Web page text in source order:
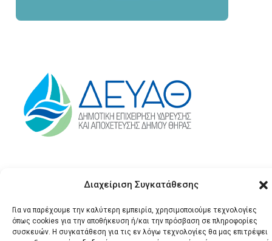
Διαχείριση Συγκατάθεσης
Για να παρέχουμε την καλύτερη εμπειρία, χρησιμοποιούμε τεχνολογίες
όπως cookies για την αποθήκευση ή/και την πρόσβαση σε πληροφορίες
συσκευών. Η συγκατάθεση για τις εν λόγω τεχνολογίες θα μας επιτρέψει